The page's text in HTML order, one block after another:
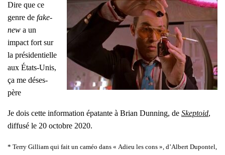
Dire que ce
genre de fake­
new a un
impact fort sur
la pré­si­den­tielle
aux États-Unis,
ça me déses­
père
Je dois cette infor­ma­tion épa­tante à Brian Dun­ning, de Skep­toid,
dif­fu­sé le 20 octobre 2020.
* Ter­ry Gil­liam qui fait un caméo dans « Adieu les cons », d’Al­bert Dupon­tel,